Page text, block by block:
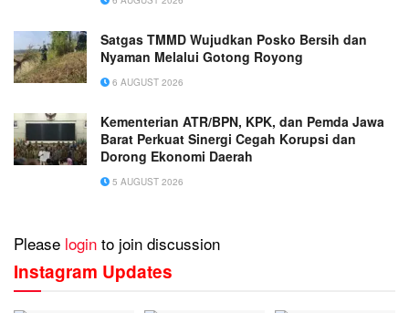
Satgas TMMD Wujudkan Posko Bersih dan
Nyaman Melalui Gotong Royong
6 AUGUST 2026
Kementerian ATR/BPN, KPK, dan Pemda Jawa
Barat Perkuat Sinergi Cegah Korupsi dan
Dorong Ekonomi Daerah
5 AUGUST 2026
Please login to join discussion
Instagram Updates